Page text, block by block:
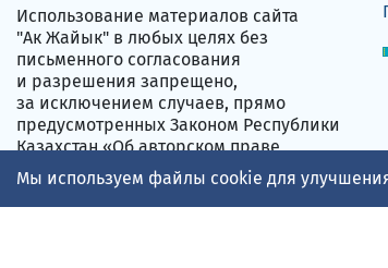
Использование материалов сайта
"Ак Жайык" в любых целях без
письменного согласования
и разрешения запрещено,
за исключением случаев, прямо
предусмотренных Законом Республики
Казахстан «Об авторском праве
и смежных правах» от 10.06.1996 года
№ 6-1.
Мы используем файлы cookie для